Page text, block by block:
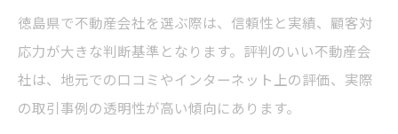
徳島県で不動産会社を選ぶ際は、信頼性と実績、顧客対
応力が大きな判断基準となります。評判のいい不動産会
社は、地元での口コミやインターネット上の評価、実際
の取引事例の透明性が高い傾向にあります。